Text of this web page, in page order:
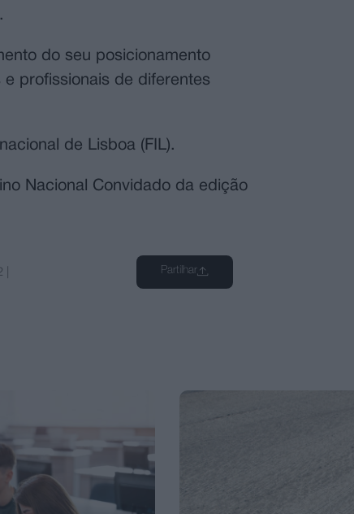
do seu posicionamento
profissionais de diferentes
de Lisboa (FIL).
Nacional Convidado da edição
Partilhar